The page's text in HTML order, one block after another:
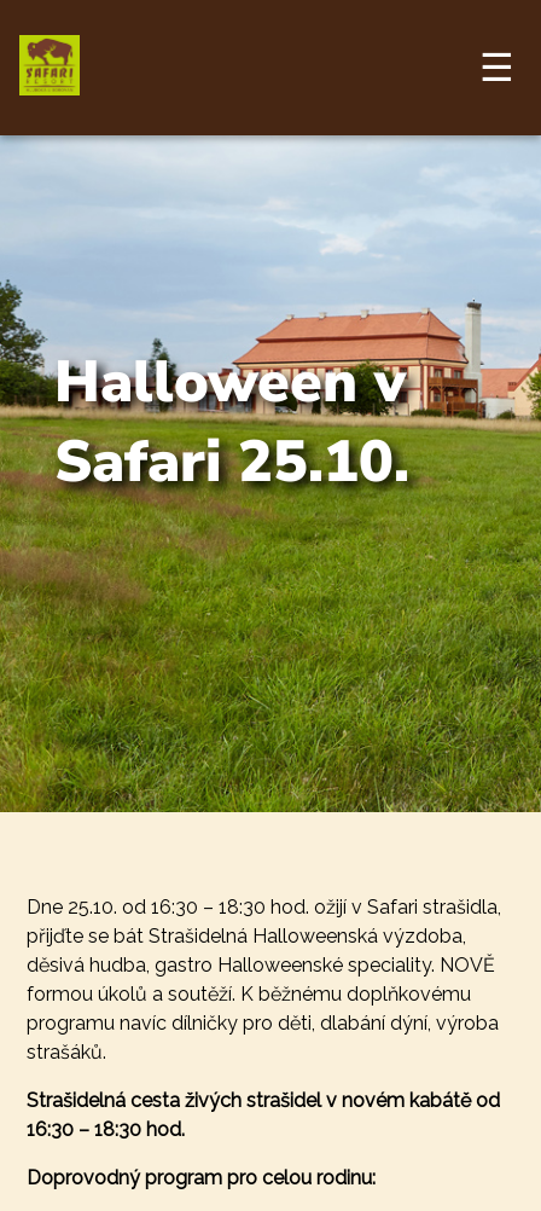
hlavnímu
obsahu
☰
Halloween v
Safari 25.10.
Dne 25.10. od 16:30 – 18:30 hod. ožijí v Safari strašidla,
přijďte se bát Strašidelná Halloweenská výzdoba,
děsivá hudba, gastro Halloweenské speciality. NOVĚ
formou úkolů a soutěží. K běžnému doplňkovému
programu navíc dílničky pro děti, dlabání dýní, výroba
strašáků.
Strašidelná cesta živých strašidel v novém kabátě od
16:30 – 18:30 hod.
Doprovodný program pro celou rodinu: